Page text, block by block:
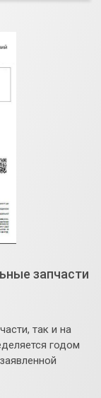
запчасти
так и на
годом